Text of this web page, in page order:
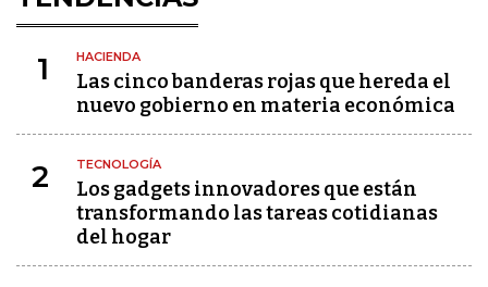
1 HACIENDA
Las cinco banderas rojas que hereda el
nuevo gobierno en materia económica
2 TECNOLOGÍA
Los gadgets innovadores que están
transformando las tareas cotidianas
del hogar